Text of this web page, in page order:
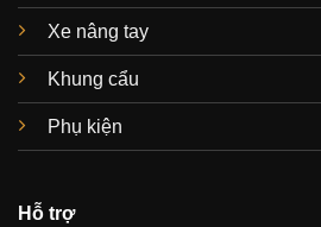
Xe nâng tay
Khung cẩu
Phụ kiện
Hỗ trợ